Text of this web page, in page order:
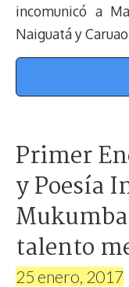
incomunicó a
Naiguatá y
Primer
y Poesía
talento
25 enero, 2017